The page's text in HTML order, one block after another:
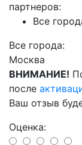
партнеров:
Все
Все города:
Москва
ВНИМАНИЕ!
после
Ваш отзыв
Оценка: